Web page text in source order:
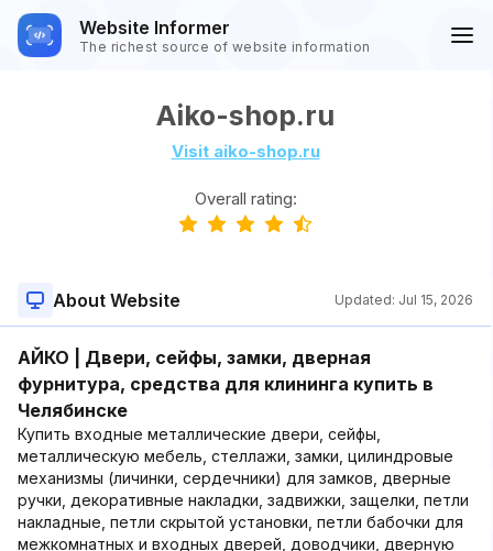
Website Informer
The richest source of website information
Aiko-shop.ru
Visit aiko-shop.ru
Overall rating:
About Website Updated: Jul 15, 2026
АЙКО | Двери, сейфы, замки, дверная
фурнитура, средства для клининга купить в
Челябинске
Купить входные металлические двери, сейфы,
металлическую мебель, стеллажи, замки, цилиндровые
механизмы (личинки, сердечники) для замков, дверные
ручки, декоративные накладки, задвижки, защелки, петли
накладные, петли скрытой установки, петли бабочки для
межкомнатных и входных дверей, доводчики, дверную